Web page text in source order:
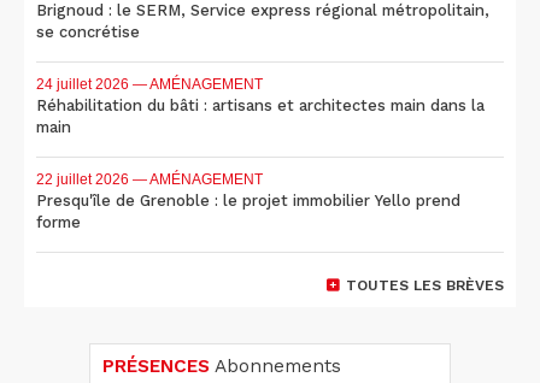
Brignoud : le SERM, Service express régional métropolitain,
se concrétise
24 juillet 2026 — AMÉNAGEMENT
Réhabilitation du bâti : artisans et architectes main dans la
main
22 juillet 2026 — AMÉNAGEMENT
Presqu'île de Grenoble : le projet immobilier Yello prend
forme
TOUTES LES BRÈVES
PRÉSENCES Abonnements